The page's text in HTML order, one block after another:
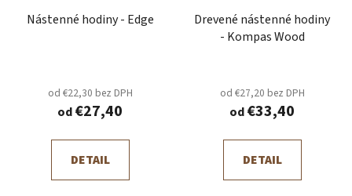
Nástenné hodiny - Edge
od €22,30 bez DPH
od€27,40
DETAIL
Drevené nástenné hodiny
- Kompas Wood
od €27,20 bez DPH
od€33,40
DETAIL